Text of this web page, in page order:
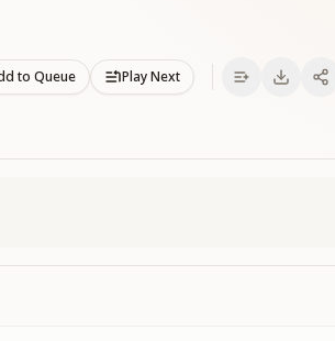
to Queue Play Next